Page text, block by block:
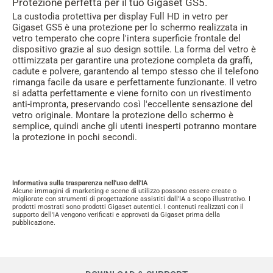
Protezione perfetta per il tuo Gigaset GS5.
La custodia protettiva per display Full HD in vetro per
Gigaset GS5 è una protezione per lo schermo realizzata in
vetro temperato che copre l'intera superficie frontale del
dispositivo grazie al suo design sottile. La forma del vetro è
ottimizzata per garantire una protezione completa da graffi,
cadute e polvere, garantendo al tempo stesso che il telefono
rimanga facile da usare e perfettamente funzionante. Il vetro
si adatta perfettamente e viene fornito con un rivestimento
anti-impronta, preservando così l'eccellente sensazione del
vetro originale. Montare la protezione dello schermo è
semplice, quindi anche gli utenti inesperti potranno montare
la protezione in pochi secondi.
Informativa sulla trasparenza nell'uso dell'IA
Alcune immagini di marketing e scene di utilizzo possono essere create o
migliorate con strumenti di progettazione assistiti dall'IA a scopo illustrativo. I
prodotti mostrati sono prodotti Gigaset autentici. I contenuti realizzati con il
supporto dell'IA vengono verificati e approvati da Gigaset prima della
pubblicazione.